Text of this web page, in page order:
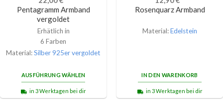
Pentagramm Armband
vergoldet
Erhätlich in
6 Farben
Material:Silber 925er vergoldet
AUSFÜHRUNG WÄHLEN
in 3 Werktagen bei dir
Rosenquarz Armband
Material:Edelstein
IN DEN WARENKORB
in 3 Werktagen bei dir